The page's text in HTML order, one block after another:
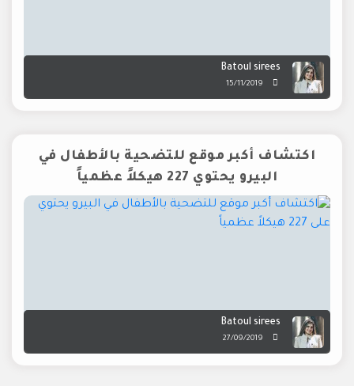
Batoul sirees
15/11/2019
اكتشاف أكبر موقع للتضحية بالأطفال في
البيرو يحتوي 227 هيكلاً عظمياً
Batoul sirees
27/09/2019